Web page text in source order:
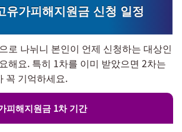
유가피해지원금 신청 일정
로 나뉘니 본인이 언제 신청하는 대상인
해요. 특히 1차를 이미 받았으면 2차는
꼭 기억하세요.
피해지원금 1차 기간